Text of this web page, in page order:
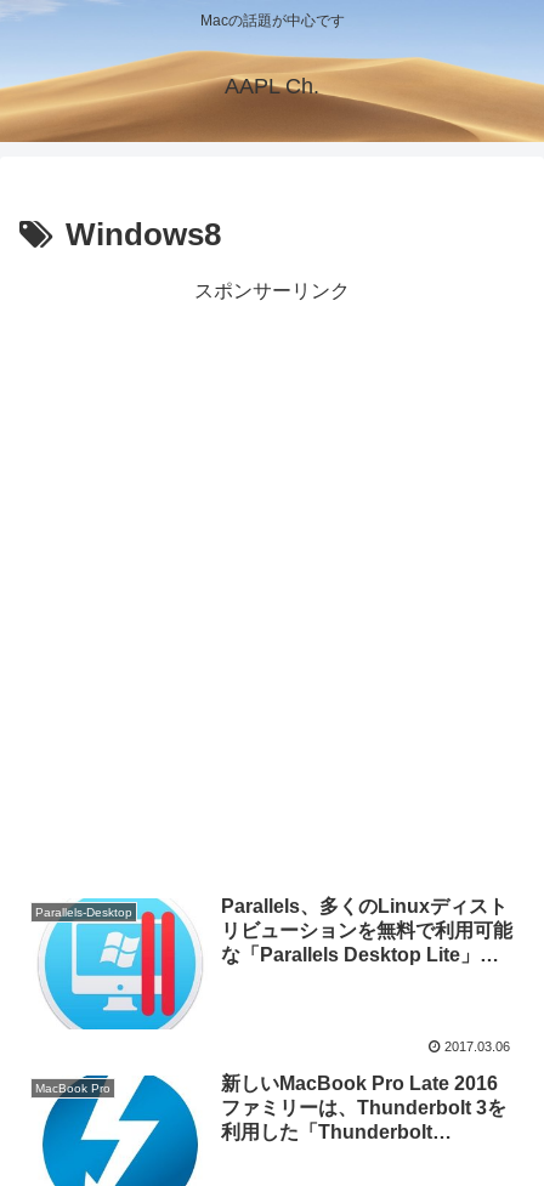
Macの話題が中心です
AAPL Ch.
Windows8
スポンサーリンク
Parallels-Desktop
Parallels、多くのLinuxディスト
リビューションを無料で利用可能
な「Parallels Desktop Lite」を
2017.03.06
MacBook Pro
新しいMacBook Pro Late 2016
ファミリーは、Thunderbolt 3を
利用した「Thunderbolt